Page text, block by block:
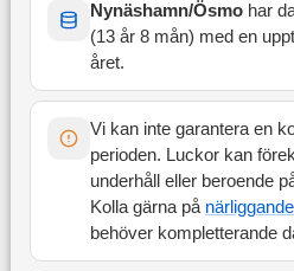
Nynäshamn/Ösmohar
(13 år 8 mån) med en
året.
Vi kan inte garantera en
perioden. Luckor kan
underhåll eller beroende
Kolla gärna på
behöver kompletterande